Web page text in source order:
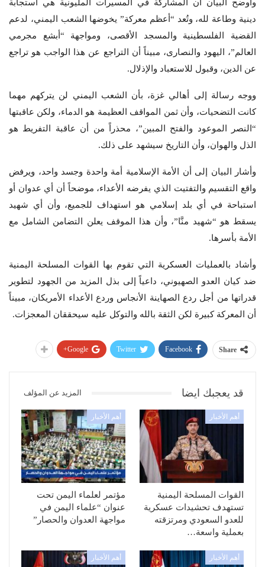
وأوضح البيان أن المشاركة في المسيرات المليونية هي استجابة
دينية وطاعة لله، وتُعد “أعظم معركة” يخوضها الشعب اليمني، لدعم
القضية الفلسطينية والمسجد الأقصى، ومواجهة “أبشع مجرمي
العالم”، اليهود والنصارى، مبيناً أن التراجع عن هذا الواجب هو تراجع
عن الدين، وقبول للاستعباد والإذلال.
ووجه رسالة إلى أهالي غزة، بأن الشعب اليمني لن يتركهم مهما
كانت التضحيات، وأن ثمن المواقف العظيمة هو الدماء، ولكن عاقبتها
“النصر الموعود والفتح المبين”، محذراً من أن عاقبة التفريط هو
الذل والهوان، وأن التاريخ سيشهد على ذلك.
وأشار البيان إلى أن الأمة الإسلامية أمة واحدة وجسد واحد، ويرفض
واقع التقسيم والتفتيت الذي يفرضه الأعداء، موضحاً أن أي عدوان أو
استباحة في أي بلد إسلامي هو استهداف للجميع، وأن أي شهيد
يسقط هو “شهيد منَّا”، وأن هذا الموقف يعلن التضامن الشامل مع
الأمة بأسرها.
وأشاد بالعمليات العسكرية التي تقوم بها القوات المسلحة اليمنية
ضد كيان العدو الصهيوني، داعياً إلى بذل المزيد من الجهود لتطوير
قدراتها من أجل ردع الصهاينة الأنجاس وردع الأعداء الأمريكان، مبيناً
أن المعركة كبيرة لكن الثقة بالله والتوكل عليه سيحققان المعجزات.
Share
Facebook
Twitter
Google+
قد يعجبك ايضا المزيد عن المؤلف
أهم الأخبار
القوات المسلحة اليمنية
تستهدف تحشيدات عسكرية
للعدو السعودي ومرتزقته
بعملية واسعة…
أهم الأخبار
مؤتمر لعلماء اليمن تحت
عنوان “علماء اليمن في
مواجهة العدوان والحصار”
أهم الأخبار أهم الأخبار